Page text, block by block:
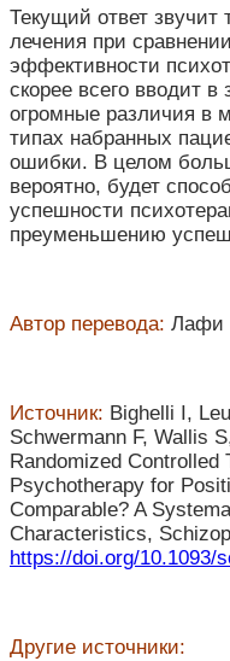
Текущий ответ звучит
лечения при
эффективности
скорее всего вводит
огромные различия в
типах набранных
ошибки. В целом
вероятно, будет
успешности
преуменьшению
Автор перевода: Лафи
Источник: Bighelli I,
Schwermann F, Wallis
Randomized Controlled
Psychotherapy for
Comparable? A
Characteristics,
https://doi.org/10.1093/
Другие источники: